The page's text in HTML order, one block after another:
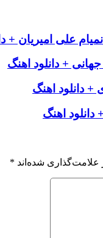
علی امیریان +
+ دانلود اهنگ
دانلود اهنگ
اهنگ
علامت‌گذاری شده‌اند *